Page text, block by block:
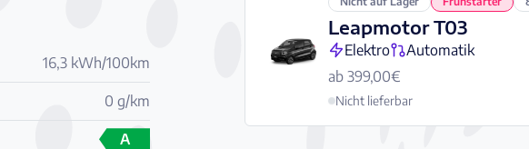
16,3 kWh/100km
0 g/km
A
Leapmotor T03
Elektro
Automatik
ab 399,00€
Nicht lieferbar